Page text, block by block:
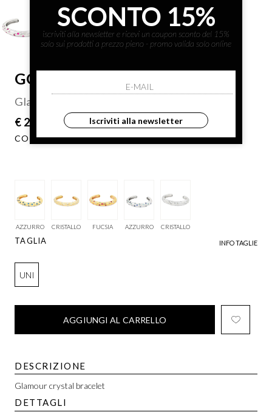
GOCCIAZZURRA JEWELS
Glamour crystal bracelet
€ 238.00
COLORE: FUCSIA
AZZURRO CRISTALLO FUCSIA AZZURRO CRISTALLO
TAGLIA INFO TAGLIE
UNI
AGGIUNGI AL CARRELLO
DESCRIZIONE
Glamour crystal bracelet
DETTAGLI
SCONTO 15%
iscriviti alla newsletter e ricevi un coupon sconto del 15%
solo sui prodotti a prezzo pieno - promo valida solo online
Iscriviti alla newsletter